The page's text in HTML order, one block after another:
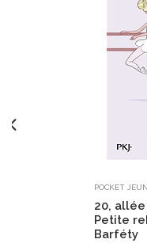
POCKET
20,
Petite
Barféty